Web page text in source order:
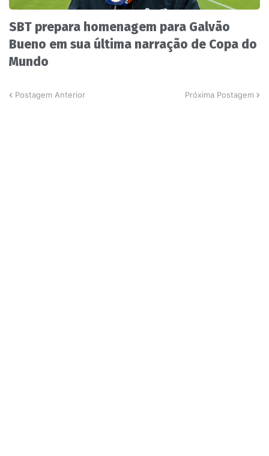
SBT prepara homenagem para Galvão
Bueno em sua última narração de Copa do
Mundo
Postagem Anterior Próxima Postagem